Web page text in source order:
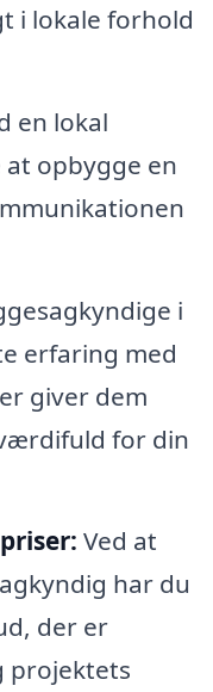
i lokale forhold
en lokal
opbygge en
i
erfaring med
giver dem
for din
Ved at
har du
der er
projektets